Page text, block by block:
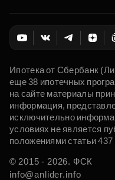
Ипотека от Сбербанк
еще 38 ипотечных
на сайте материалы
информация,
исключительно
условиях не является
положениями статьи
© 2015 - 2026. ФСК
info@anlider.info